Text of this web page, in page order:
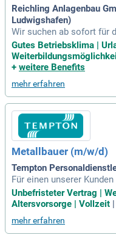
Reichling Anlagenbau
Ludwigshafen)
Wir suchen ab sofort für
Metallbauer/-in (m/w/d):
chutztüren /
age und Reparatur von
Gutes Betriebsklima |
+ weitere Benefits
mehr erfahren
Metallbauer (m/w/d)
Tempton
Für einen unserer
bauer (m/w/d),
chbare Qualifikation.
Unbefristeter Vertrag |
Altersvorsorge | Vollzeit |
mehr erfahren